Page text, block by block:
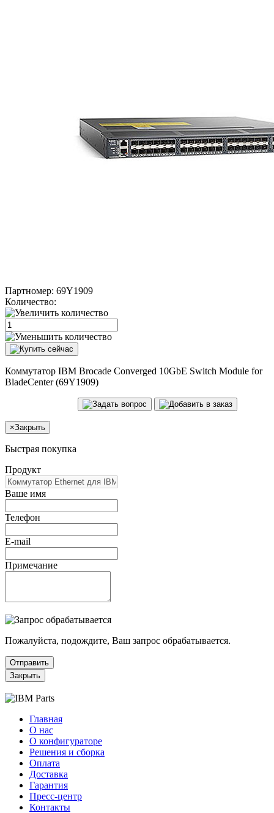
Партномер: 69Y1909
Количество:
Коммутатор IBM Brocade Converged 10GbE Switch Module for
BladeCenter (69Y1909)
×Закрыть
Быстрая покупка
Продукт
Ваше имя
Телефон
E-mail
Примечание
Пожалуйста, подождите, Ваш запрос обрабатывается.
Отправить
Закрыть
Главная
О нас
О конфигураторе
Решения и сборка
Оплата
Доставка
Гарантия
Пресс-центр
Контакты